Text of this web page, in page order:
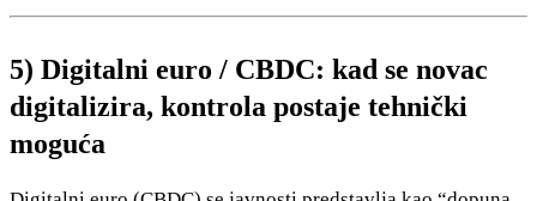
5) Digitalni euro / CBDC: kad se novac
digitalizira, kontrola postaje tehnički
moguća